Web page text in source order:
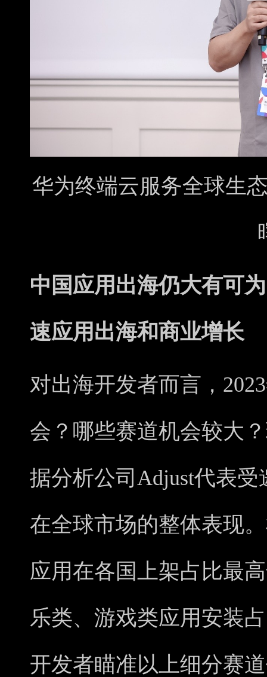
华为终端云服务全球生
中国应用出海仍大有可
速应用出海和商业增长
对出海开发者而言，
会？哪些赛道机会较大
据分析公司Adjust代表
在全球市场的整体表现
应用在各国上架占比最
乐类、游戏类应用安装
开发者瞄准以上细分赛